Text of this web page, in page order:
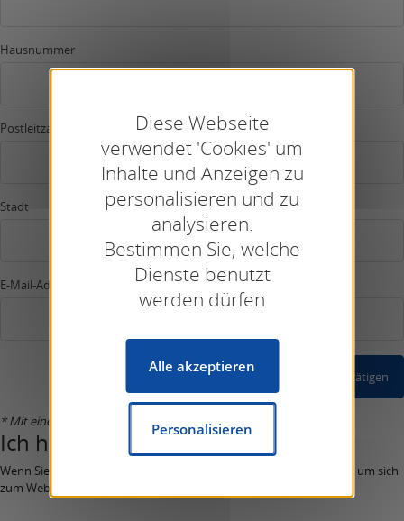
Hausnummer
Postleitzahl
Stadt
E-Mail-Adresse *
Registrierung bestätigen
* Mit einem Sternchen markierte Felder sind Pflichtfelder.
Ich habe ein MyKNX-Konto
Wenn Sie bereits ein MyKNX-Konto haben, verwenden Sie es bitte, um sich
zum Webinar anzumelden.
Diese Webseite
verwendet 'Cookies' um
Inhalte und Anzeigen zu
personalisieren und zu
analysieren.
Bestimmen Sie, welche
Dienste benutzt
werden dürfen
Alle akzeptieren
Personalisieren